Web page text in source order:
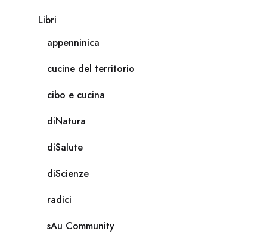
Libri
appenninica
cucine del territorio
cibo e cucina
diNatura
diSalute
diScienze
radici
sAu Community